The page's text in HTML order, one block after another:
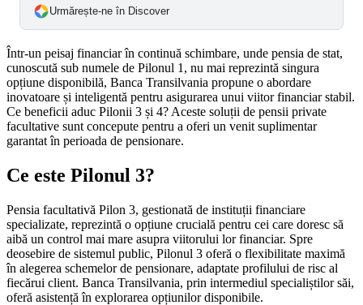
Urmărește-ne în Discover
Într-un peisaj financiar în continuă schimbare, unde pensia de stat,
cunoscută sub numele de Pilonul 1, nu mai reprezintă singura
opțiune disponibilă, Banca Transilvania propune o abordare
inovatoare și inteligentă pentru asigurarea unui viitor financiar stabil.
Ce beneficii aduc Pilonii 3 și 4? Aceste soluții de pensii private
facultative sunt concepute pentru a oferi un venit suplimentar
garantat în perioada de pensionare.
Ce este Pilonul 3?
Pensia facultativă Pilon 3, gestionată de instituții financiare
specializate, reprezintă o opțiune crucială pentru cei care doresc să
aibă un control mai mare asupra viitorului lor financiar. Spre
deosebire de sistemul public, Pilonul 3 oferă o flexibilitate maximă
în alegerea schemelor de pensionare, adaptate profilului de risc al
fiecărui client. Banca Transilvania, prin intermediul specialiștilor săi,
oferă asistență în explorarea opțiunilor disponibile.